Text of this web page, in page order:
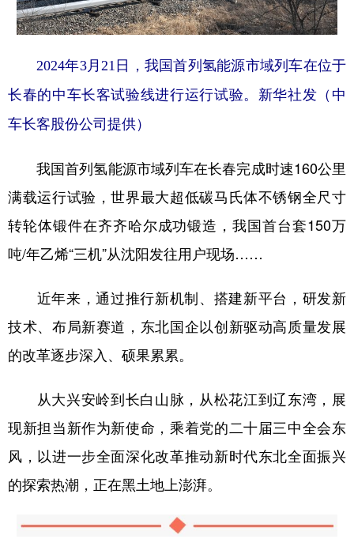
2024年3月21日，我国首列氢能源市域列车在位于
长春的中车长客试验线进行运行试验。新华社发（中
车长客股份公司提供）
我国首列氢能源市域列车在长春完成时速160公里
满载运行试验，世界最大超低碳马氏体不锈钢全尺寸
转轮体锻件在齐齐哈尔成功锻造，我国首台套150万
吨/年乙烯“三机”从沈阳发往用户现场……
近年来，通过推行新机制、搭建新平台，研发新
技术、布局新赛道，东北国企以创新驱动高质量发展
的改革逐步深入、硕果累累。
从大兴安岭到长白山脉，从松花江到辽东湾，展
现新担当新作为新使命，乘着党的二十届三中全会东
风，以进一步全面深化改革推动新时代东北全面振兴
的探索热潮，正在黑土地上澎湃。